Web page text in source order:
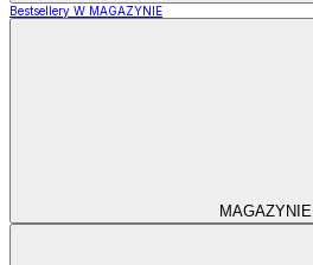
Bestsellery W MAGAZYNIE
MAGAZYNIE